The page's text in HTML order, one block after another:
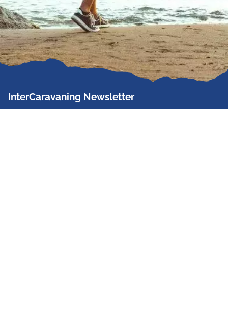
InterCaravaning Newsletter